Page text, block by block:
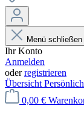
Menü schließen
Ihr Konto
Anmelden
oderregistrieren
Übersicht
0,00 €